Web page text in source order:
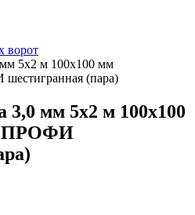
ворот
5х2 м 100х100 мм
(пара)
3,0 мм 5х2 м 100х100
ПРОФИ